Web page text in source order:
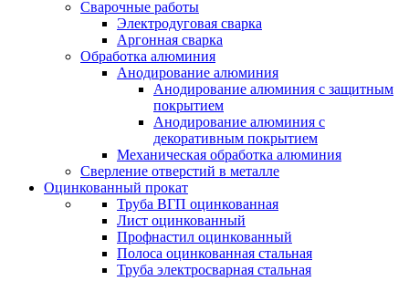
Сварочные работы
Электродуговая сварка
Аргонная сварка
Обработка алюминия
Анодирование алюминия
Анодирование алюминия с защитным
покрытием
Анодирование алюминия с
декоративным покрытием
Механическая обработка алюминия
Сверление отверстий в металле
Оцинкованный прокат
Труба ВГП оцинкованная
Лист оцинкованный
Профнастил оцинкованный
Полоса оцинкованная стальная
Труба электросварная стальная